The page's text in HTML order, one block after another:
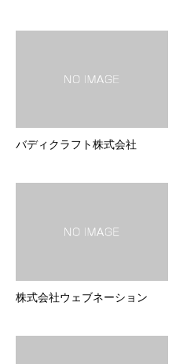
バディクラフト株式会社
株式会社ウェブネーション